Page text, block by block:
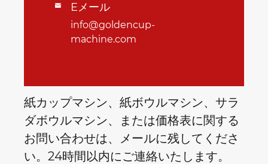
 Eメール
info@goldencup-
machine.com
紙カップマシン、紙ボウルマシン、サラ
ダボウルマシン、または価格表に関する
お問い合わせは、メールに残してくださ
い。24時間以内にご連絡いたします。